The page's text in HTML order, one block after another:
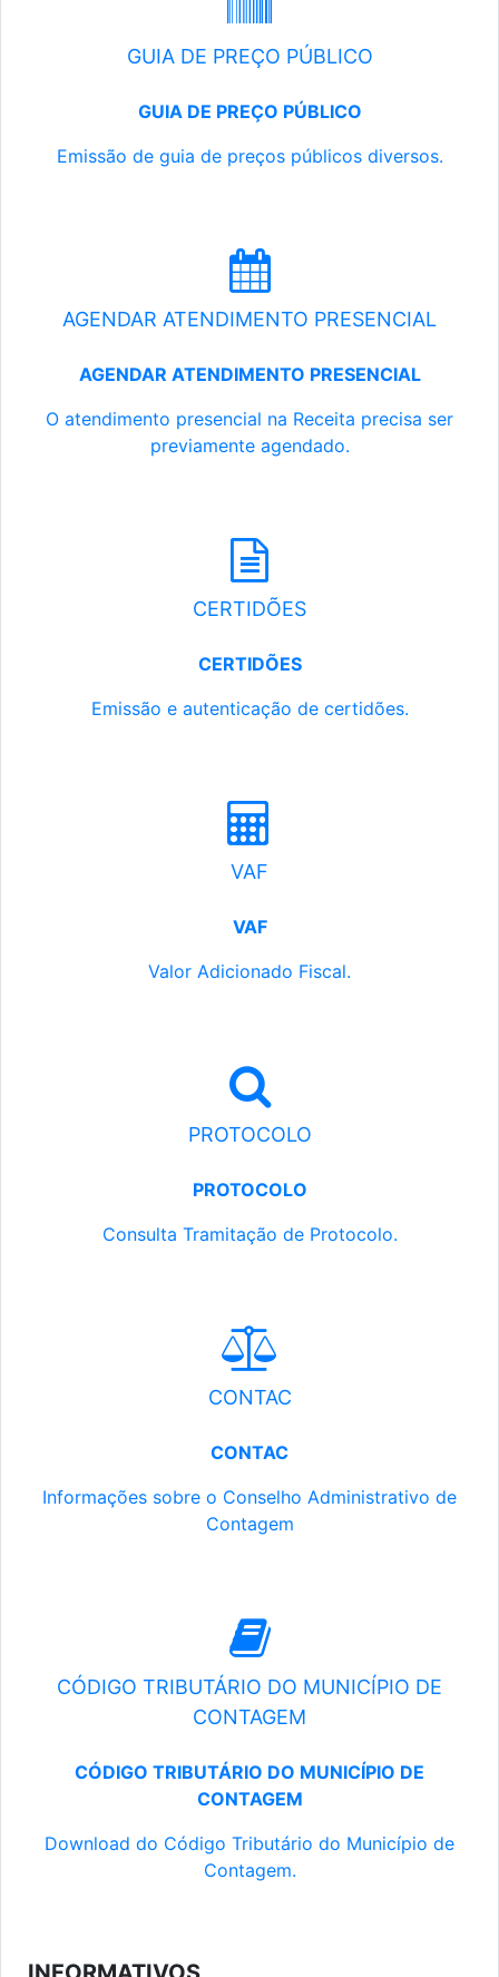
GUIA DE PREÇO PÚBLICO
GUIA DE PREÇO PÚBLICO
Emissão de guia de preços públicos diversos.
AGENDAR ATENDIMENTO PRESENCIAL
AGENDAR ATENDIMENTO PRESENCIAL
O atendimento presencial na Receita precisa ser
previamente agendado.
CERTIDÕES
CERTIDÕES
Emissão e autenticação de certidões.
VAF
VAF
Valor Adicionado Fiscal.
PROTOCOLO
PROTOCOLO
Consulta Tramitação de Protocolo.
CONTAC
CONTAC
Informações sobre o Conselho Administrativo de
Contagem
CÓDIGO TRIBUTÁRIO DO MUNICÍPIO DE
CONTAGEM
CÓDIGO TRIBUTÁRIO DO MUNICÍPIO DE
CONTAGEM
Download do Código Tributário do Município de
Contagem.